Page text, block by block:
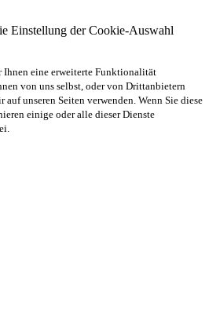
Einstellung der Cookie-Auswahl
Ihnen eine erweiterte Funktionalität
von uns selbst, oder von Drittanbietern
auf unseren Seiten verwenden. Wenn Sie diese
einige oder alle dieser Dienste